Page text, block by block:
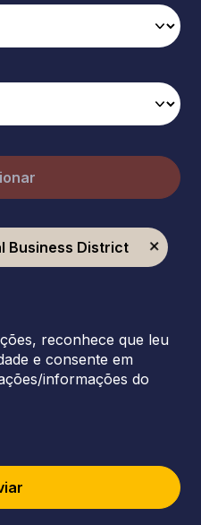
Business District
reconhece que leu
e consente em
informações do